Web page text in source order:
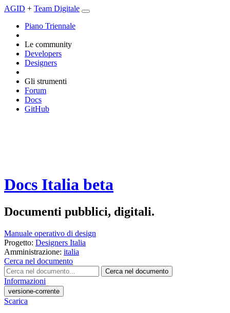
AGID + Team Digitale
Piano Triennale
Le community
Developers
Designers
Gli strumenti
Forum
Docs
GitHub
Docs Italia beta
Documenti pubblici, digitali.
Manuale operativo di design
Progetto: Designers Italia
Amministrazione: italia
Cerca nel documento
Cerca nel documento
Informazioni
versione-corrente
Scarica